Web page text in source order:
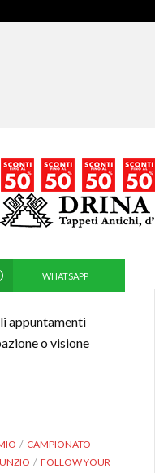
WHATSAPP
appuntamenti
o visione
CAMPIONATO
FOLLOW YOUR